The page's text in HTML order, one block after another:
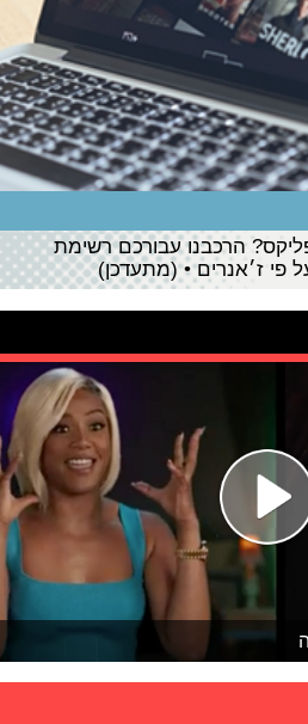
הרכבנו עבורכם רשימת
פי ז׳אנרים • (מתעדכן)